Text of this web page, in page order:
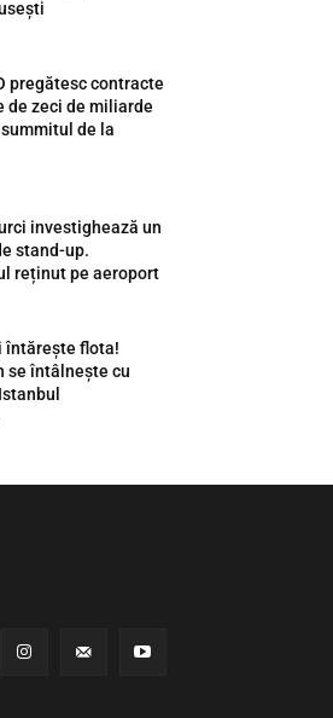
pregătesc contracte
de zeci de miliarde
de la
investighează un
stand-up.
reținut pe aeroport
întărește flota!
se întâlnește cu